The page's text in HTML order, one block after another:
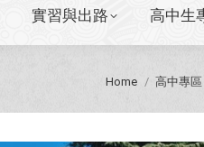
實習與出路 高中生
You are here:
Home 高中專區